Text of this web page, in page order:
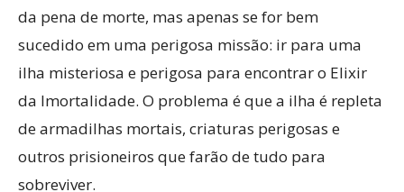
da pena de morte, mas apenas se for bem
sucedido em uma perigosa missão: ir para uma
ilha misteriosa e perigosa para encontrar o Elixir
da Imortalidade. O problema é que a ilha é repleta
de armadilhas mortais, criaturas perigosas e
outros prisioneiros que farão de tudo para
sobreviver.